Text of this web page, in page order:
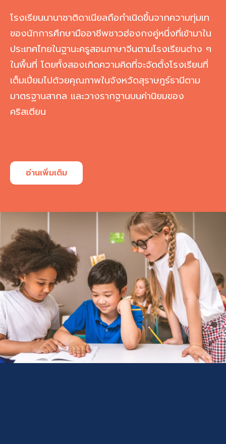
โรงเรียนนานาชาติดาเนียลถือกำเนิดขึ้นจากความทุ่มเท
ของนักการศึกษามืออาชีพชาวฮ่องกงคู่หนึ่งที่เข้ามาใน
ประเทศไทยในฐานะครูสอนภาษาจีนตามโรงเรียนต่าง ๆ
ในพื้นที่ โดยทั้งสองเกิดความคิดที่จะจัดตั้งโรงเรียนที่
เต็มเปี่ยมไปด้วยคุณภาพในจังหวัดสุราษฎร์ธานีตาม
มาตรฐานสากล และวางรากฐานบนค่านิยมของ
คริสเตียน
อ่านเพิ่มเติม